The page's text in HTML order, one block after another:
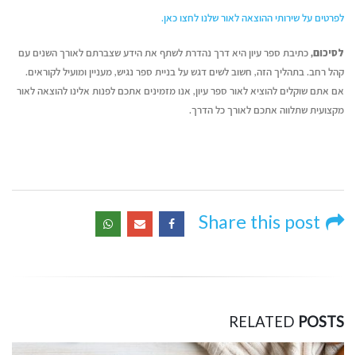
לפרטים על שירותי ההוצאה לאור שלנו לחצו כאן.
לסיכום,כתיבת ספר עיון היא דרך נהדרת לשתף את הידע שצברתם לאורך השנים עם
קהל רחב. בתהליך הזה, חשוב לשים דגש על בניית ספר נגיש, מעניין ומועיל לקוראים.
אם אתם שוקלים להוציא לאור ספר עיון, אנו מזמינים אתכם לפנות אלינו להוצאה לאור
מקצועית שתלווה אתכם לאורך כל הדרך.
Share this post
RELATED POSTS